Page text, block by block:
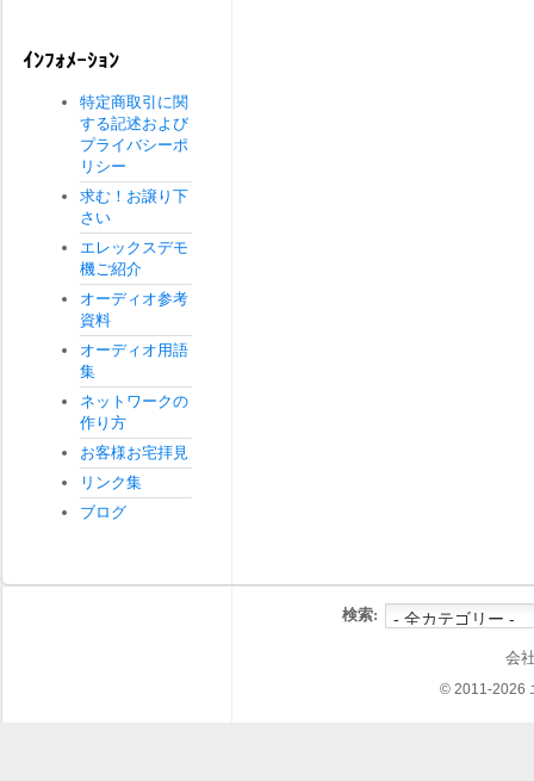
ｲﾝﾌｫﾒｰｼｮﾝ
特定商取引に関
する記述および
プライバシーポ
リシー
求む！お譲り下
さい
エレックスデモ
機ご紹介
オーディオ参考
資料
オーディオ用語
集
ネットワークの
作り方
お客様お宅拝見
リンク集
ブログ
検索:
会
© 2011-2026